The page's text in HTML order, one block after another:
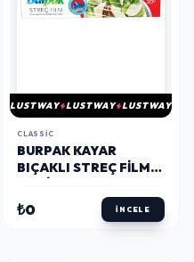
LUSTWAY LUSTWAY LUSTWAY
CLASSIC
BURPAK KAYAR
BIÇAKLI STREÇ FILM
₺0 İNCELE